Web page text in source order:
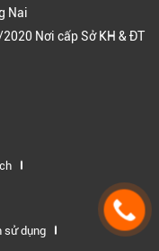
Nai
Nơi cấp Sở KH & ĐT
sử dụng